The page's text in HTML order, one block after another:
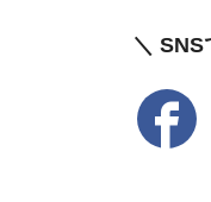
＼ SNS